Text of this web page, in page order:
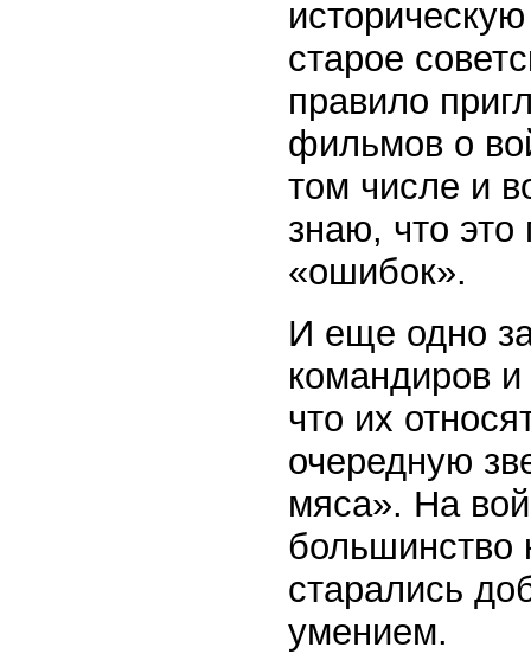
старое
правило
фильмов о
том числе и
знаю, что это
«ошибок».
И еще одно
командиров и
что их
очередную
мяса». На
большинство
старались
умением.